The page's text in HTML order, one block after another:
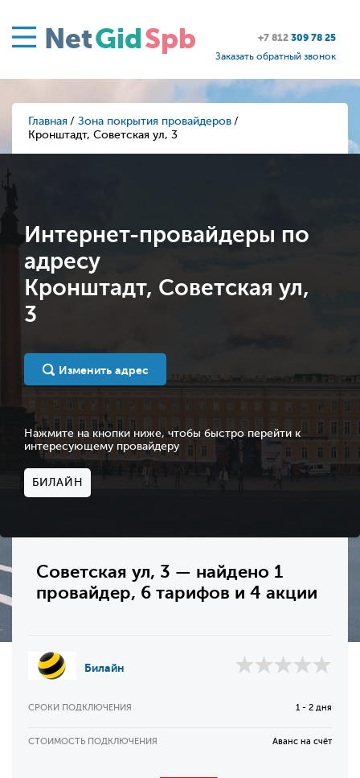
NetGidSpb +7 812 309 78 25
Заказать обратный звонок
Главная
Зона покрытия провайдеров
Кронштадт, Советская ул, 3
Интернет-провайдеры по
адресу
Кронштадт, Советская ул,
3
Изменить адрес
Нажмите на кнопки ниже, чтобы быстро перейти к
интересующему провайдеру
БИЛАЙН
Советская ул, 3 — найдено 1
провайдер, 6 тарифов и 4 акции
Билайн
СРОКИ ПОДКЛЮЧЕНИЯ 1 - 2 дня
СТОИМОСТЬ ПОДКЛЮЧЕНИЯ Аванс на счёт